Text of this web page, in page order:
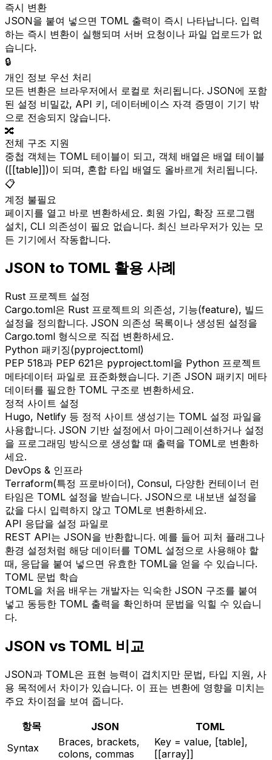
즉시 변환
JSON을 붙여 넣으면 TOML 출력이 즉시 나타납니다. 입력
하는 즉시 변환이 실행되며 서버 요청이나 파일 업로드가 없
습니다.
🔒
개인 정보 우선 처리
모든 변환은 브라우저에서 로컬로 처리됩니다. JSON에 포함
된 설정 비밀값, API 키, 데이터베이스 자격 증명이 기기 밖
으로 전송되지 않습니다.
🔀
전체 구조 지원
중첩 객체는 TOML 테이블이 되고, 객체 배열은 배열 테이블
([[table]])이 되며, 혼합 타입 배열도 올바르게 처리됩니다.
📋
계정 불필요
페이지를 열고 바로 변환하세요. 회원 가입, 확장 프로그램
설치, CLI 의존성이 필요 없습니다. 최신 브라우저가 있는 모
든 기기에서 작동합니다.
JSON to TOML 활용 사례
Rust 프로젝트 설정
Cargo.toml은 Rust 프로젝트의 의존성, 기능(feature), 빌드
설정을 정의합니다. JSON 의존성 목록이나 생성된 설정을
Cargo.toml 형식으로 직접 변환하세요.
Python 패키징(pyproject.toml)
PEP 518과 PEP 621은 pyproject.toml을 Python 프로젝트
메타데이터 파일로 표준화했습니다. 기존 JSON 패키지 메타
데이터를 필요한 TOML 구조로 변환하세요.
정적 사이트 설정
Hugo, Netlify 등 정적 사이트 생성기는 TOML 설정 파일을
사용합니다. JSON 기반 설정에서 마이그레이션하거나 설정
을 프로그래밍 방식으로 생성할 때 출력을 TOML로 변환하
세요.
DevOps & 인프라
Terraform(특정 프로바이더), Consul, 다양한 컨테이너 런
타임은 TOML 설정을 받습니다. JSON으로 내보낸 설정을
값을 다시 입력하지 않고 TOML로 변환하세요.
API 응답을 설정 파일로
REST API는 JSON을 반환합니다. 예를 들어 피처 플래그나
환경 설정처럼 해당 데이터를 TOML 설정으로 사용해야 할
때, 응답을 붙여 넣으면 유효한 TOML을 얻을 수 있습니다.
TOML 문법 학습
TOML을 처음 배우는 개발자는 익숙한 JSON 구조를 붙여
넣고 동등한 TOML 출력을 확인하며 문법을 익힐 수 있습니
다.
JSON vs TOML 비교
JSON과 TOML은 표현 능력이 겹치지만 문법, 타입 지원, 사
용 목적에서 차이가 있습니다. 이 표는 변환에 영향을 미치는
주요 차이점을 보여 줍니다.
항목 JSON
TOML
Syntax
Braces, brackets,
colons, commas
Key = value, [table],
[[array]]